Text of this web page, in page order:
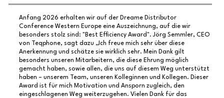
Anfang 2026 erhalten wir auf der Dreame Distributor
Conference Western Europe eine Auszeichnung, auf die wir
besonders stolz sind: "Best Efficiency Award". Jörg Semmler, CEO
von Teqphone, sagt dazu „Ich freue mich sehr über diese
Anerkennung und schätze sie wirklich sehr. Mein Dank gilt
besonders unseren Mitarbeitern, die diese Ehrung möglich
gemacht haben, sowie allen, die uns auf diesem Weg unterstützt
haben – unserem Team, unseren Kolleginnen und Kollegen. Dieser
Award ist für mich Motivation und Ansporn zugleich, den
eingeschlagenen Weg weiterzugehen. Vielen Dank für das